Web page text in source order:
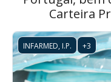
Carteira
INFARMED, I.P. +3